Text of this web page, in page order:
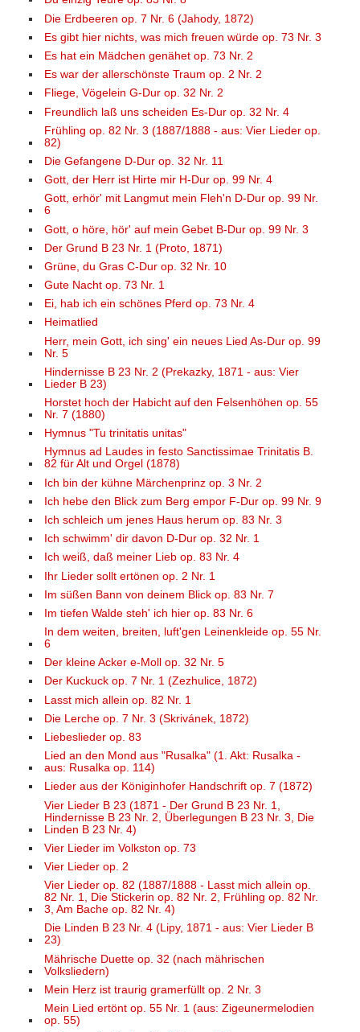
Die Erdbeeren op. 7 Nr. 6 (Jahody, 1872)
Es gibt hier nichts, was mich freuen würde op. 73 Nr. 3
Es hat ein Mädchen genähet op. 73 Nr. 2
Es war der allerschönste Traum op. 2 Nr. 2
Fliege, Vögelein G-Dur op. 32 Nr. 2
Freundlich laß uns scheiden Es-Dur op. 32 Nr. 4
Frühling op. 82 Nr. 3 (1887/1888 - aus: Vier Lieder op.
82)
Die Gefangene D-Dur op. 32 Nr. 11
Gott, der Herr ist Hirte mir H-Dur op. 99 Nr. 4
Gott, erhör' mit Langmut mein Fleh'n D-Dur op. 99 Nr.
6
Gott, o höre, hör' auf mein Gebet B-Dur op. 99 Nr. 3
Der Grund B 23 Nr. 1 (Proto, 1871)
Grüne, du Gras C-Dur op. 32 Nr. 10
Gute Nacht op. 73 Nr. 1
Ei, hab ich ein schönes Pferd op. 73 Nr. 4
Heimatlied
Herr, mein Gott, ich sing' ein neues Lied As-Dur op. 99
Nr. 5
Hindernisse B 23 Nr. 2 (Prekazky, 1871 - aus: Vier
Lieder B 23)
Horstet hoch der Habicht auf den Felsenhöhen op. 55
Nr. 7 (1880)
Hymnus "Tu trinitatis unitas"
Hymnus ad Laudes in festo Sanctissimae Trinitatis B.
82 für Alt und Orgel (1878)
Ich bin der kühne Märchenprinz op. 3 Nr. 2
Ich hebe den Blick zum Berg empor F-Dur op. 99 Nr. 9
Ich schleich um jenes Haus herum op. 83 Nr. 3
Ich schwimm' dir davon D-Dur op. 32 Nr. 1
Ich weiß, daß meiner Lieb op. 83 Nr. 4
Ihr Lieder sollt ertönen op. 2 Nr. 1
Im süßen Bann von deinem Blick op. 83 Nr. 7
Im tiefen Walde steh' ich hier op. 83 Nr. 6
In dem weiten, breiten, luft'gen Leinenkleide op. 55 Nr.
6
Der kleine Acker e-Moll op. 32 Nr. 5
Der Kuckuck op. 7 Nr. 1 (Zezhulice, 1872)
Lasst mich allein op. 82 Nr. 1
Die Lerche op. 7 Nr. 3 (Skrivánek, 1872)
Liebeslieder op. 83
Lied an den Mond aus "Rusalka" (1. Akt: Rusalka -
aus: Rusalka op. 114)
Lieder aus der Königinhofer Handschrift op. 7 (1872)
Vier Lieder B 23 (1871 - Der Grund B 23 Nr. 1,
Hindernisse B 23 Nr. 2, Überlegungen B 23 Nr. 3, Die
Linden B 23 Nr. 4)
Vier Lieder im Volkston op. 73
Vier Lieder op. 2
Vier Lieder op. 82 (1887/1888 - Lasst mich allein op.
82 Nr. 1, Die Stickerin op. 82 Nr. 2, Frühling op. 82 Nr.
3, Am Bache op. 82 Nr. 4)
Die Linden B 23 Nr. 4 (Lipy, 1871 - aus: Vier Lieder B
23)
Mährische Duette op. 32 (nach mährischen
Volksliedern)
Mein Herz ist traurig gramerfüllt op. 2 Nr. 3
Mein Lied ertönt op. 55 Nr. 1 (aus: Zigeunermelodien
op. 55)